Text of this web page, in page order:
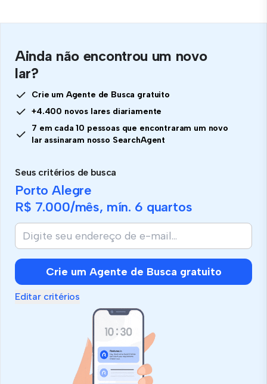
Ainda não encontrou um novo
lar?
Crie um Agente de Busca gratuito
+4.400 novos lares diariamente
7 em cada 10 pessoas que encontraram um novo
lar assinaram nosso SearchAgent
Seus critérios de busca
Porto Alegre
R$ 7.000/mês, mín. 6 quartos
Crie um Agente de Busca gratuito
Editar critérios